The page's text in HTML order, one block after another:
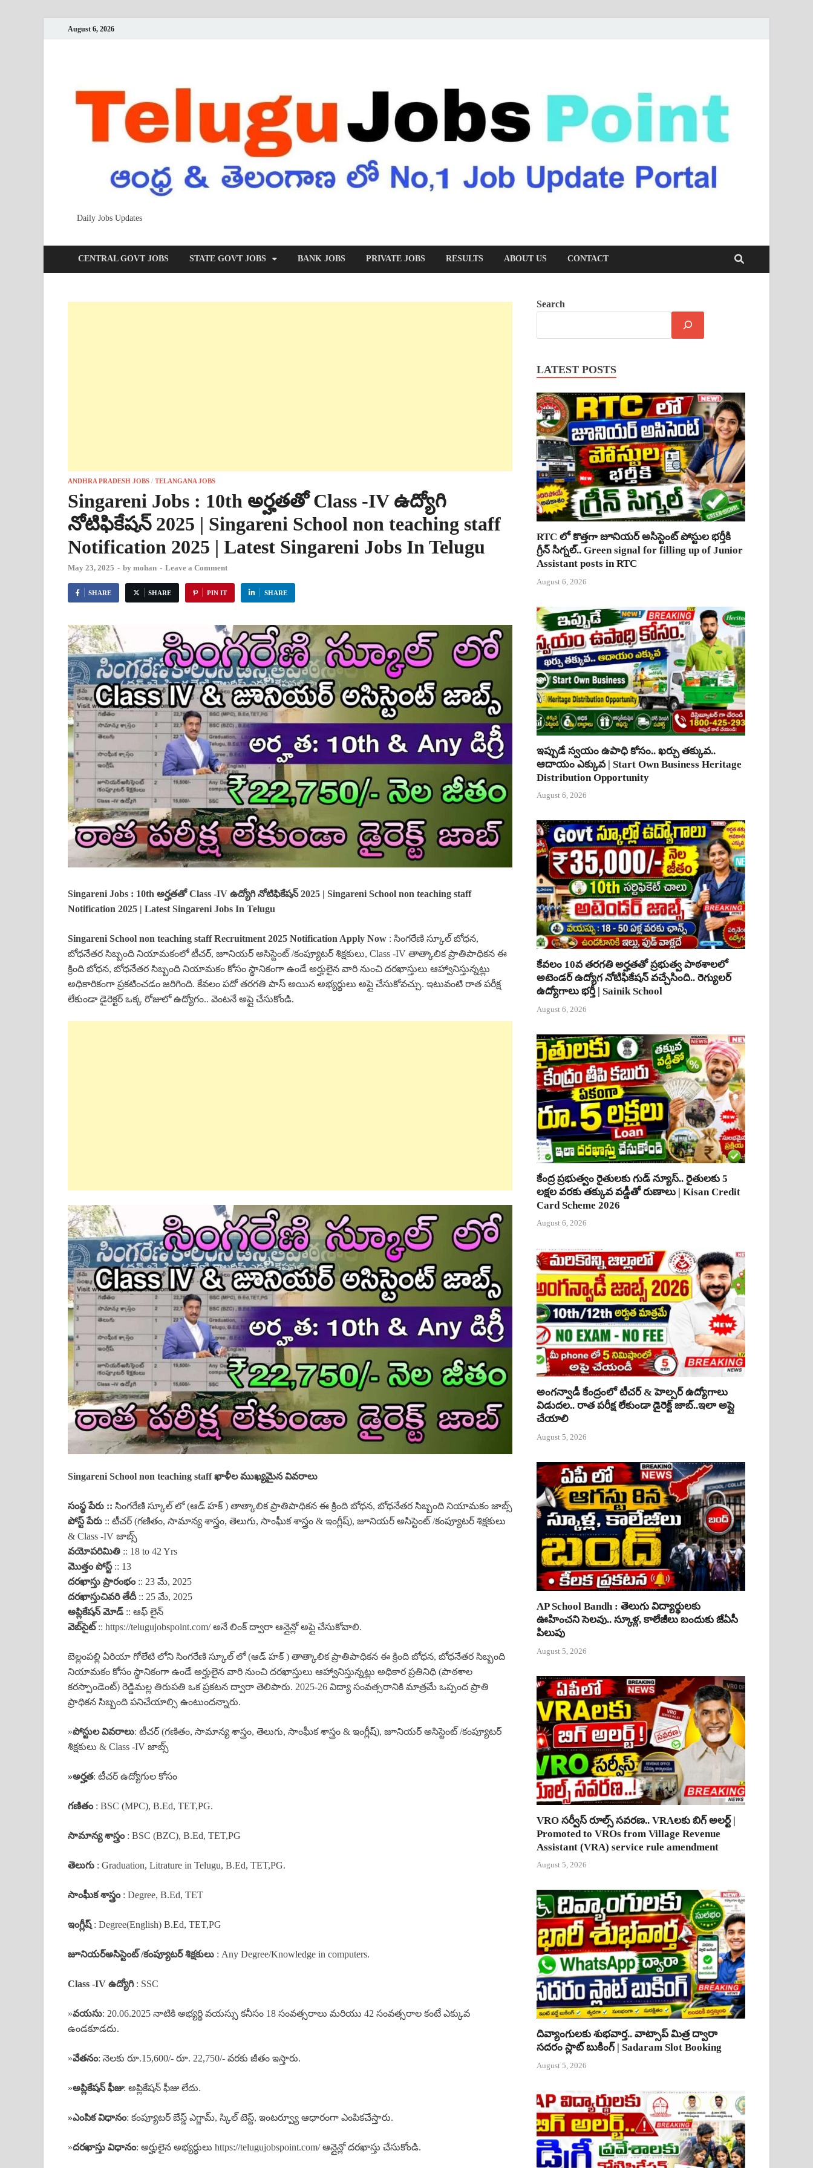
August 6, 2026
Daily Jobs Updates
CENTRAL GOVT JOBS STATE GOVT JOBS BANK JOBS PRIVATE JOBS RESULTS ABOUT US CONTACT
ANDHRA PRADESH JOBS / TELANGANA JOBS
Singareni Jobs : 10th అర్హతతో Class -IV ఉద్యోగి
నోటిఫికేషన్ 2025 | Singareni School non teaching staff
Notification 2025 | Latest Singareni Jobs In Telugu
May 23, 2025 - by mohan - Leave a Comment
SHARE SHARE PIN IT SHARE
Singareni Jobs : 10th అర్హతతో Class -IV ఉద్యోగి నోటిఫికేషన్ 2025 | Singareni School non teaching staff
Notification 2025 | Latest Singareni Jobs In Telugu
Singareni School non teaching staffRecruitment 2025 Notification Apply Now : సింగరేణి స్కూల్ బోధన,
బోధనేతర సిబ్బంది నియామకంలో టీచర్, జూనియర్ అసిస్టెంట్ /కంప్యూటర్ శిక్షకులు, Class -IV తాత్కాలిక ప్రాతిపాధికన ఈ
క్రింది బోధన, బోధనేతర సిబ్బంది నియామకం కోసం స్థానికంగా ఉండే అర్హులైన వారి నుంచి దరఖాస్తులు ఆహ్వానిస్తున్నట్లు
అధికారికంగా ప్రకటించడం జరిగింది. కేవలం పదో తరగతి పాస్ అయిన అభ్యర్థులు అప్లై చేసుకోవచ్చు. ఇటువంటి రాత పరీక్ష
లేకుండా డైరెక్టర్ ఒక్క రోజులో ఉద్యోగం.. వెంటనే అప్లై చేసుకోండి.
Singareni School non teaching staff ఖాళీల ముఖ్యమైన వివరాలు
సంస్థ పేరు :: సింగరేణి స్కూల్ లో (ఆడ్ హక్ ) తాత్కాలిక ప్రాతిపాధికన ఈ క్రింది బోధన, బోధనేతర సిబ్బంది నియామకం జాబ్స్
పోస్ట్ పేరు :: టీచర్ (గణితం, సామాన్య శాస్త్రం, తెలుగు, సాంఘీక శాస్త్రం & ఇంగ్లీష్), జూనియర్ అసిస్టెంట్ /కంప్యూటర్ శిక్షకులు
& Class -IV జాబ్స్
వయోపరిమితి :: 18 to 42 Yrs
మొత్తం పోస్ట్:: 13
దరఖాస్తు ప్రారంభం:: 23 మే, 2025
దరఖాస్తుచివరి తేదీ:: 25 మే, 2025
అప్లికేషన్ మోడ్ :: ఆఫ్ లైన్
వెబ్‌సైట్:: https://telugujobspoint.com/ అనే లింక్ ద్వారా ఆన్లైన్లో అప్లై చేసుకోవాలి.
బెల్లంపల్లి ఏరియా గోలేటి లోని సింగరేణి స్కూల్ లో (ఆడ్ హక్ ) తాత్కాలిక ప్రాతిపాధికన ఈ క్రింది బోధన, బోధనేతర సిబ్బంది
నియామకం కోసం స్థానికంగా ఉండే అర్హులైన వారి నుంచి దరఖాస్తులు ఆహ్వానిస్తున్నట్లు అధికార ప్రతినిధి (పాఠశాల
కరస్పాండెంట్) రెడ్డిమల్ల తిరుపతి ఒక ప్రకటన ద్వారా తెలిపారు. 2025-26 విద్యా సంవత్సరానికి మాత్రమే ఒప్పంద ప్రాతి
ప్రాధికన సిబ్బంది పనిచేయాల్సి ఉంటుందన్నారు.
»పోస్టుల వివరాలు: టీచర్ (గణితం, సామాన్య శాస్త్రం, తెలుగు, సాంఘీక శాస్త్రం & ఇంగ్లీష్), జూనియర్ అసిస్టెంట్ /కంప్యూటర్
శిక్షకులు & Class -IV జాబ్స్
»అర్హత: టీచర్ ఉద్యోగుల కోసం
గణితం: BSC (MPC), B.Ed, TET,PG.
సామాన్య శాస్త్రం: BSC (BZC), B.Ed, TET,PG
తెలుగు : Graduation, Litrature in Telugu, B.Ed, TET,PG.
సాంఘీక శాస్త్రం: Degree, B.Ed, TET
ఇంగ్లీష్: Degree(English) B.Ed, TET,PG
జూనియర్అసిస్టెంట్ /కంప్యూటర్ శిక్షకులు : Any Degree/Knowledge in computers.
Class -IV ఉద్యోగి: SSC
»వయసు: 20.06.2025 నాటికి అభ్యర్థి వయస్సు కనీసం 18 సంవత్సరాలు మరియు 42 సంవత్సరాల కంటే ఎక్కువ
ఉండకూడదు.
»వేతనం: నెలకు రూ.15,600/- రూ. 22,750/- వరకు జీతం ఇస్తారు.
»అప్లికేషన్ ఫీజు: అప్లికేషన్ ఫీజు లేదు.
»ఎంపిక విధానం: కంప్యూటర్ బేస్డ్ ఎగ్జామ్, స్కిల్ టెస్ట్, ఇంటర్వ్యూ ఆధారంగా ఎంపికచేస్తారు.
»దరఖాస్తు విధానం: అర్హులైన అభ్యర్థులు https://telugujobspoint.com/ ఆన్లైన్లో దరఖాస్తు చేసుకోండి.
Search
LATEST POSTS
RTC లో కొత్తగా జూనియర్ అసిస్టెంట్ పోస్టుల భర్తీకి
గ్రీన్ సిగ్నల్.. Green signal for filling up of Junior
Assistant posts in RTC
August 6, 2026
ఇప్పుడే స్వయం ఉపాధి కోసం.. ఖర్చు తక్కువ..
ఆదాయం ఎక్కువ | Start Own Business Heritage
Distribution Opportunity
August 6, 2026
కేవలం 10వ తరగతి అర్హతతో ప్రభుత్వ పాఠశాలలో
అటెండర్ ఉద్యోగ నోటిఫికేషన్ వచ్చేసింది.. రెగ్యులర్
ఉద్యోగాలు భర్తీ | Sainik School
August 6, 2026
కేంద్ర ప్రభుత్వం రైతులకు గుడ్ న్యూస్.. రైతులకు 5
లక్షల వరకు తక్కువ వడ్డీతో రుణాలు | Kisan Credit
Card Scheme 2026
August 6, 2026
అంగన్వాడీ కేంద్రంలో టీచర్ & హెల్పర్ ఉద్యోగాలు
విడుదల.. రాత పరీక్ష లేకుండా డైరెక్ట్ జాబ్..ఇలా అప్లై
చేయాలి
August 5, 2026
AP School Bandh : తెలుగు విద్యార్థులకు
ఊహించని సెలవు.. స్కూళ్ల, కాలేజీలు బందుకు జేఏసీ
పిలుపు
August 5, 2026
VRO సర్వీస్ రూల్స్ సవరణ.. VRAలకు బిగ్ అలర్ట్ |
Promoted to VROs from Village Revenue
Assistant (VRA) service rule amendment
August 5, 2026
దివ్యాంగులకు శుభవార్త.. వాట్సాప్ మిత్ర ద్వారా
సదరం స్లాట్ బుకింగ్ | Sadaram Slot Booking
August 5, 2026